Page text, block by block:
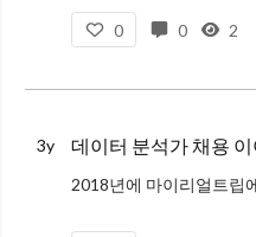
0 0 2
3y 데이터 분석가 채용